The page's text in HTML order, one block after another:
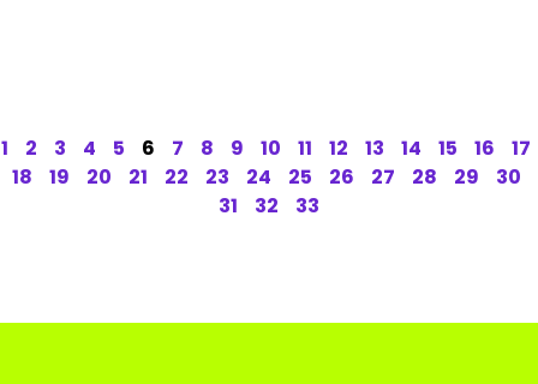
1 2 3 4 5 6 7 8 9 10 11 12 13 14 15 16
17
18
19 20 21 22 23 24 25 26 27 28 29
30
31
32 33